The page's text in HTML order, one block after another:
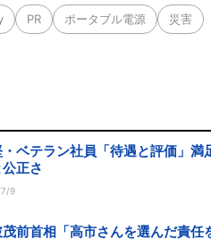
PR ポータブル電源 災害
ベテラン社員「待遇と評価」
正さ
9
前首相「高市さんを選んだ責